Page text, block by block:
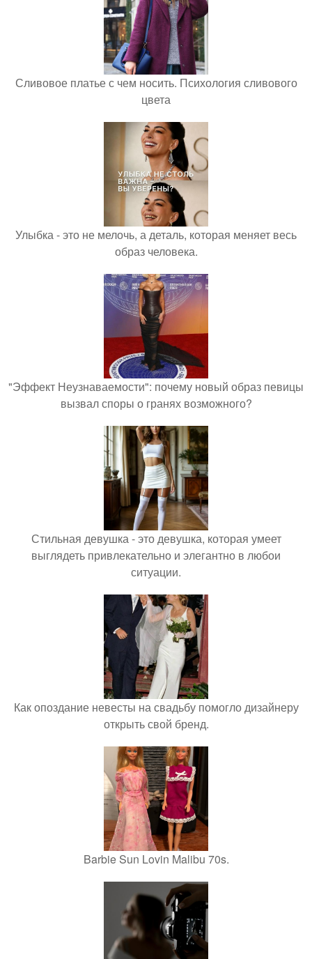
Сливовое платье с чем носить. Психология сливового
цвета
Улыбка - это не мелочь, а деталь, которая меняет весь
образ человека.
"Эффект Неузнаваемости": почему новый образ певицы
вызвал споры о гранях возможного?
Стильная девушка - это девушка, которая умеет
выглядеть привлекательно и элегантно в любои
ситуации.
Как опоздание невесты на свадьбу помогло дизайнеру
открыть свой бренд.
Barbie Sun Lovin Malibu 70s.